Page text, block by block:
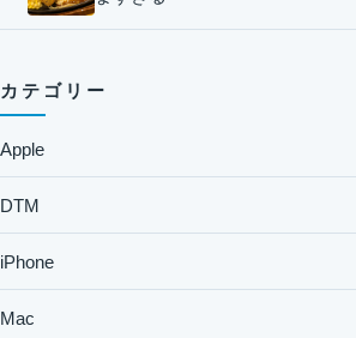
カテゴリー
Apple
DTM
iPhone
Mac